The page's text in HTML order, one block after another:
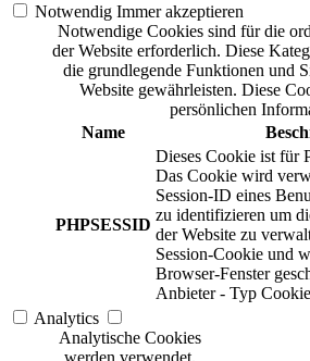
Notwendig Immer akzeptieren
Notwendige Cookies sind für die
der Website erforderlich. Diese
die grundlegende Funktionen und
Website gewährleisten. Diese
persönlichen
Name
PHPSESSID
Dieses Cookie ist für
Das Cookie wird
Session-ID eines
zu identifizieren um
der Website zu
Session-Cookie und
Browser-Fenster
Anbieter - Typ Cookie
Analytics
Analytische Cookies
werden verwendet,